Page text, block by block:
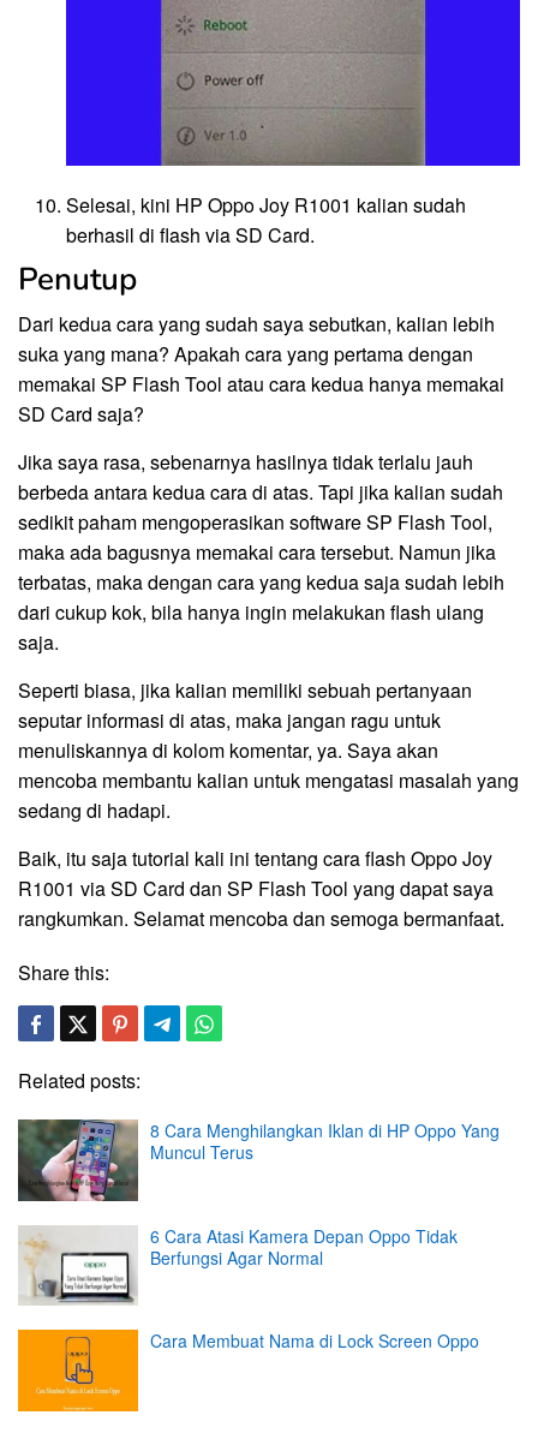
Selesai, kini HP Oppo Joy R1001 kalian sudah
berhasil di flash via SD Card.
Penutup
Dari kedua cara yang sudah saya sebutkan, kalian lebih
suka yang mana? Apakah cara yang pertama dengan
memakai SP Flash Tool atau cara kedua hanya memakai
SD Card saja?
Jika saya rasa, sebenarnya hasilnya tidak terlalu jauh
berbeda antara kedua cara di atas. Tapi jika kalian sudah
sedikit paham mengoperasikan software SP Flash Tool,
maka ada bagusnya memakai cara tersebut. Namun jika
terbatas, maka dengan cara yang kedua saja sudah lebih
dari cukup kok, bila hanya ingin melakukan flash ulang
saja.
Seperti biasa, jika kalian memiliki sebuah pertanyaan
seputar informasi di atas, maka jangan ragu untuk
menuliskannya di kolom komentar, ya. Saya akan
mencoba membantu kalian untuk mengatasi masalah yang
sedang di hadapi.
Baik, itu saja tutorial kali ini tentang cara flash Oppo Joy
R1001 via SD Card dan SP Flash Tool yang dapat saya
rangkumkan. Selamat mencoba dan semoga bermanfaat.
Share this:
Related posts:
8 Cara Menghilangkan Iklan di HP Oppo Yang
Muncul Terus
6 Cara Atasi Kamera Depan Oppo Tidak
Berfungsi Agar Normal
Cara Membuat Nama di Lock Screen Oppo